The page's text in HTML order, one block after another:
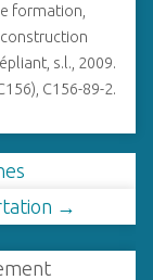
formation,
s.l., 2009.
C156-89-2.
→